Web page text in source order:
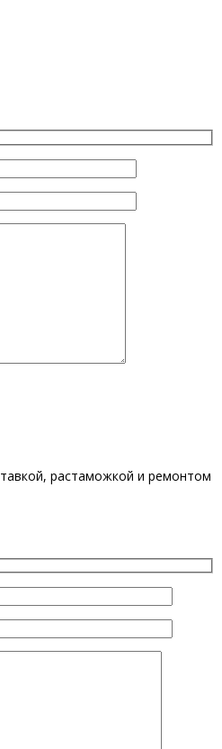
растаможкой и ремонтом